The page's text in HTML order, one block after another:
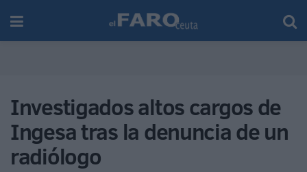
Investigados altos cargos de
Ingesa tras la denuncia de un
radiólogo